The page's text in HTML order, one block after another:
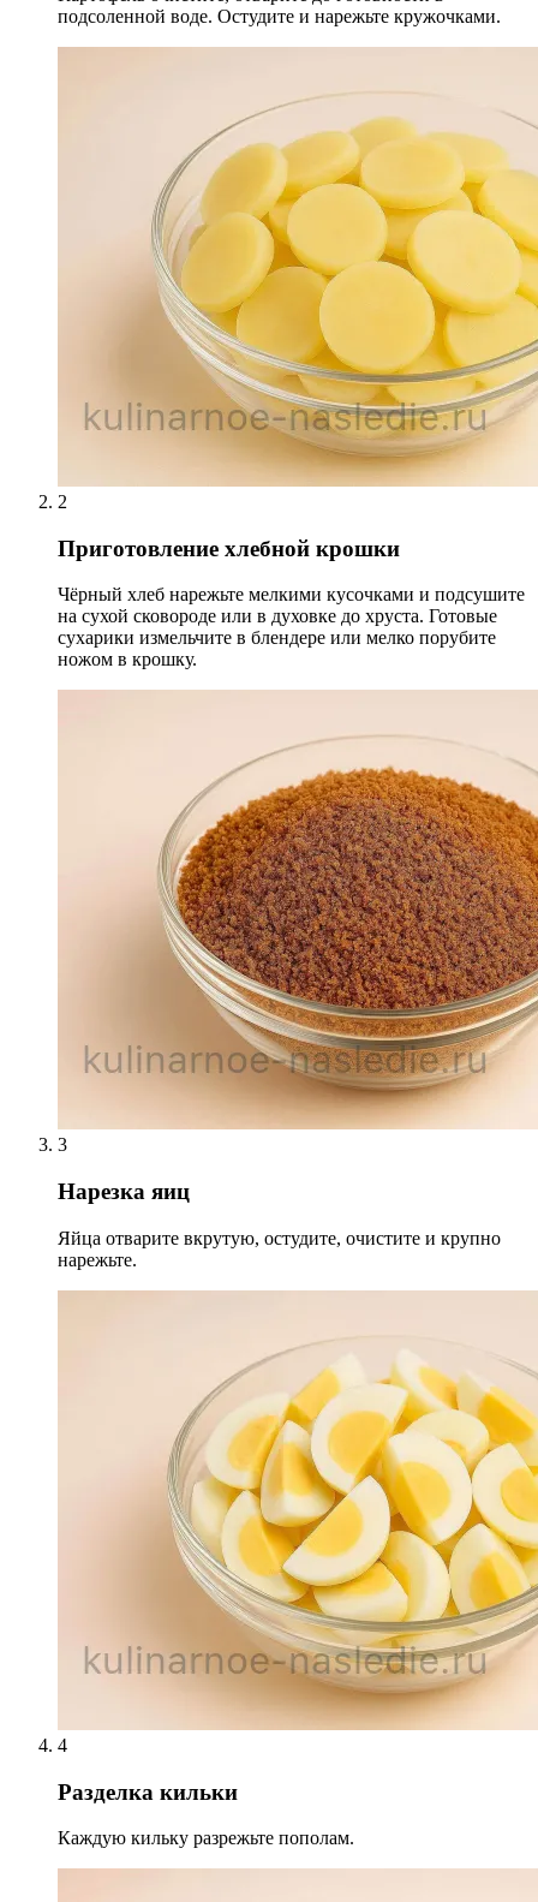
подсоленной воде. Остудите и нарежьте кружочками.
2
Приготовление хлебной крошки
Чёрный хлеб нарежьте мелкими кусочками и подсушите
на сухой сковороде или в духовке до хруста. Готовые
сухарики измельчите в блендере или мелко порубите
ножом в крошку.
3
Нарезка яиц
Яйца отварите вкрутую, остудите, очистите и крупно
нарежьте.
4
Разделка кильки
Каждую кильку разрежьте пополам.